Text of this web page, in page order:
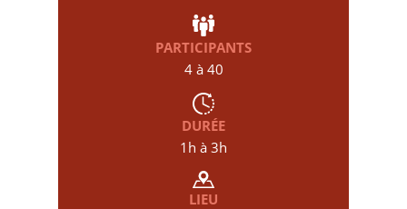
PARTICIPANTS
4 à 40
DURÉE
1h à 3h
LIEU